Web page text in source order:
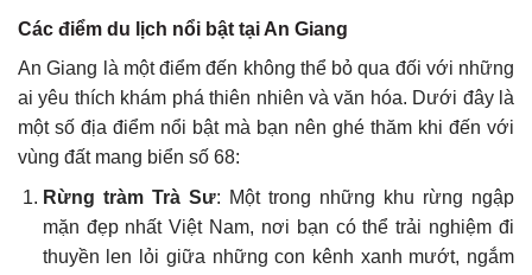
Các điểm du lịch nổi bật tại An Giang
An Giang là một điểm đến không thể bỏ qua đối với những
ai yêu thích khám phá thiên nhiên và văn hóa. Dưới đây là
một số địa điểm nổi bật mà bạn nên ghé thăm khi đến với
vùng đất mang biển số 68:
Rừng tràm Trà Sư: Một trong những khu rừng ngập
mặn đẹp nhất Việt Nam, nơi bạn có thể trải nghiệm đi
thuyền len lỏi giữa những con kênh xanh mướt, ngắm